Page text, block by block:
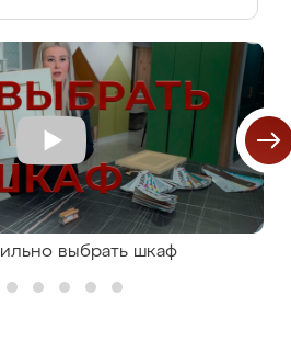
выбрать шкаф